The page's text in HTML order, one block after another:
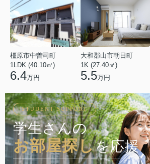
橿原市中曽司町
1LDK (40.10㎡)
6.4万円
大和郡山市朝日町
1K (27.40㎡)
5.5万円
STUDENT SUPPORT
学生さんの
お部屋探しを応援